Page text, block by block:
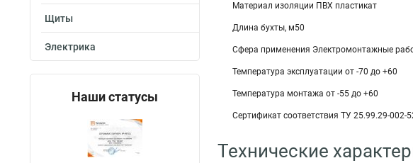
Щиты
Электрика
Наши статусы
Материал изоляции ПВХ пластикат
Длина бухты, м50
Сфера применения Электромонтажные
Температура эксплуатации от -70 до +60
Температура монтажа от -55 до +60
Сертификат соответствия ТУ 25.99.29-002-
Технические